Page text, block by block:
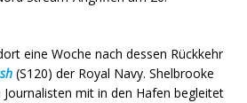
eine Woche nach dessen Rückkehr
(S120) der Royal Navy. Shelbrooke
mit in den Hafen begleitet